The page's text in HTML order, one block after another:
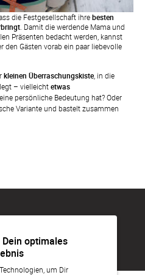
optimales
um Dir
die Festgesellschaft ihrebesten
. Damit die werdende Mama und
Präsenten bedacht werden, kannst
den Gästen vorab ein paar liebevolle
kleinen Überraschungskiste, in die
– vielleicht etwas
persönliche Bedeutung hat? Oder
Variante und bastelt zusammen